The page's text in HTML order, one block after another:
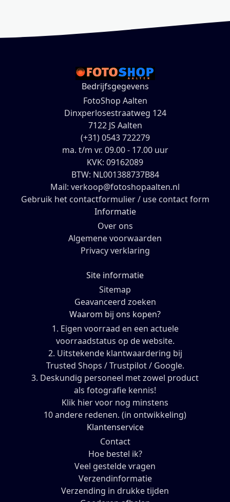
Bedrijfsgegevens
FotoShop Aalten
Dinxperlosestraatweg 124
7122 JS Aalten
(+31) 0543 722279
ma. t/m vr. 09.00 - 17.00 uur
KVK: 09162089
BTW: NL001388737B84
Mail: verkoop@fotoshopaalten.nl
Gebruik het contactformulier / use contact form
Informatie
Over ons
Algemene voorwaarden
Privacy verklaring
Site informatie
Sitemap
Geavanceerd zoeken
Waarom bij ons kopen?
1. Eigen voorraad en een actuele
voorraadstatus op de website.
2. Uitstekende klantwaardering bij
Trusted Shops / Trustpilot / Google.
3. Deskundig personeel met zowel product
als fotografie kennis!
Klik hier voor nog minstens
10 andere redenen. (in ontwikkeling)
Klantenservice
Contact
Hoe bestel ik?
Veel gestelde vragen
Verzendinformatie
Verzending in drukke tijden